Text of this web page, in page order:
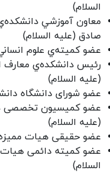
السلام)
معاون آموزشي
صادق (عليه السلام)
عضو کميته‌ي علوم
رئيس دانشكده‌ي معارف
(عليه السلام)
عضو شورای دانشگاه
عضو کمیسیون تخصصی
(عليه السلام)
عضو حقیقی هیات ممیزه
عضو کمیته دائمی هیات
السلام)